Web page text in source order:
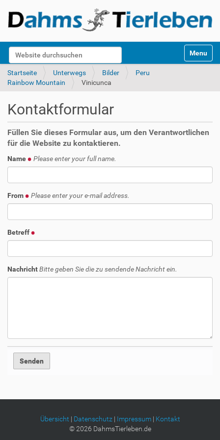
Website durchsuchen
k
Toggle
Startseite Unterwegs Bilder
Peru
Rainbow Mountain
Vinicunca
Kontaktformular
Füllen Sie dieses Formular aus, um den Verantwortlichen
für die Website zu kontaktieren.
Name Please enter your full name.
From Please enter your e-mail address.
Betreff
NachrichtBitte geben Sie die zu sendende Nachricht ein.
Übersicht | Datenschutz| Impressum| Kontakt
©2026 DahmsTierleben.de